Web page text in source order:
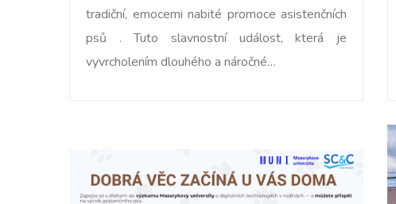
tradiční, emocemi nabité promoce asistenčních
psů . Tuto slavnostní událost, která je
vyvrcholením dlouhého a náročné…